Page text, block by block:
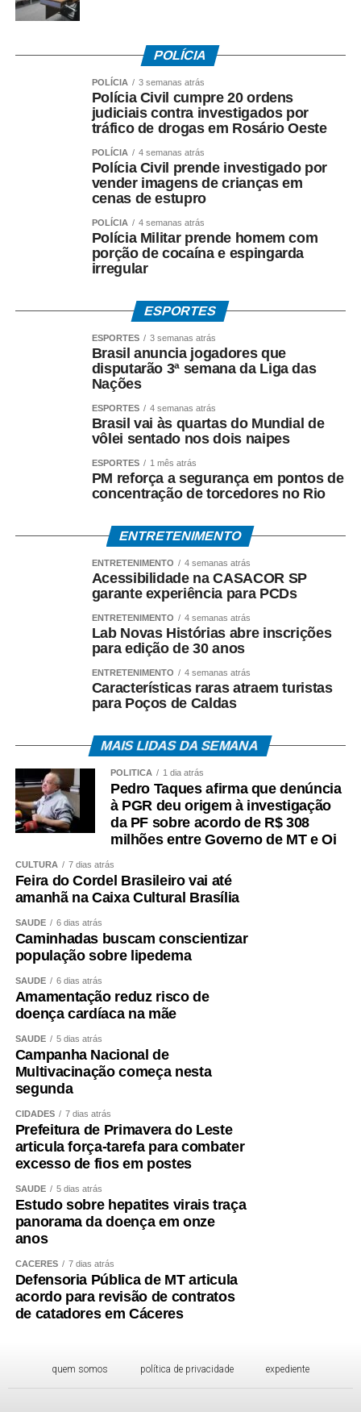
POLÍCIA
POLÍCIA 3 semanas atrás
Polícia Civil cumpre 20 ordens
judiciais contra investigados por
tráfico de drogas em Rosário Oeste
POLÍCIA 4 semanas atrás
Polícia Civil prende investigado por
vender imagens de crianças em
cenas de estupro
POLÍCIA 4 semanas atrás
Polícia Militar prende homem com
porção de cocaína e espingarda
irregular
ESPORTES
ESPORTES 3 semanas atrás
Brasil anuncia jogadores que
disputarão 3ª semana da Liga das
Nações
ESPORTES 4 semanas atrás
Brasil vai às quartas do Mundial de
vôlei sentado nos dois naipes
ESPORTES 1 mês atrás
PM reforça a segurança em pontos de
concentração de torcedores no Rio
ENTRETENIMENTO
ENTRETENIMENTO 4 semanas atrás
Acessibilidade na CASACOR SP
garante experiência para PCDs
ENTRETENIMENTO 4 semanas atrás
Lab Novas Histórias abre inscrições
para edição de 30 anos
ENTRETENIMENTO 4 semanas atrás
Características raras atraem turistas
para Poços de Caldas
MAIS LIDAS DA SEMANA
POLÍTICA 1 dia atrás
Pedro Taques afirma que denúncia
à PGR deu origem à investigação
da PF sobre acordo de R$ 308
milhões entre Governo de MT e Oi
CULTURA 7 dias atrás
Feira do Cordel Brasileiro vai até
amanhã na Caixa Cultural Brasília
SAÚDE 6 dias atrás
Caminhadas buscam conscientizar
população sobre lipedema
SAÚDE 6 dias atrás
Amamentação reduz risco de
doença cardíaca na mãe
SAÚDE 5 dias atrás
Campanha Nacional de
Multivacinação começa nesta
segunda
CIDADES 7 dias atrás
Prefeitura de Primavera do Leste
articula força-tarefa para combater
excesso de fios em postes
SAÚDE 5 dias atrás
Estudo sobre hepatites virais traça
panorama da doença em onze
anos
CÁCERES 7 dias atrás
Defensoria Pública de MT articula
acordo para revisão de contratos
de catadores em Cáceres
quem somos política de privacidade expediente